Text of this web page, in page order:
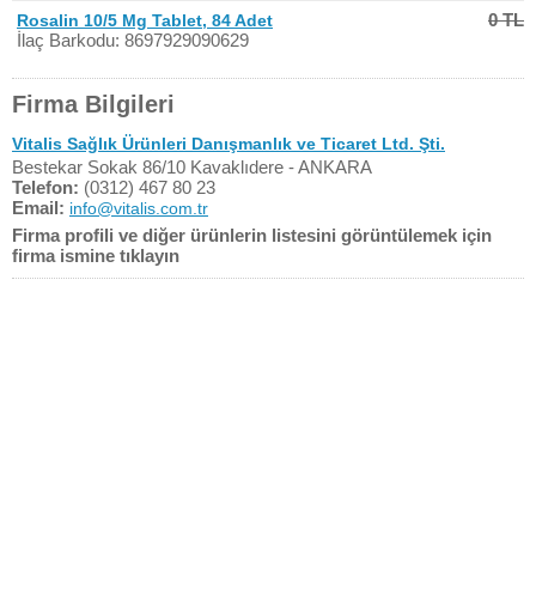
Rosalin 10/5 Mg Tablet, 84 Adet
İlaç Barkodu: 8697929090629
0 TL
Firma Bilgileri
Vitalis Sağlık Ürünleri Danışmanlık ve Ticaret Ltd. Şti.
Bestekar Sokak 86/10 Kavaklıdere - ANKARA
Telefon: (0312) 467 80 23
Email: info@vitalis.com.tr
Firma profili ve diğer ürünlerin listesini görüntülemek için
firma ismine tıklayın